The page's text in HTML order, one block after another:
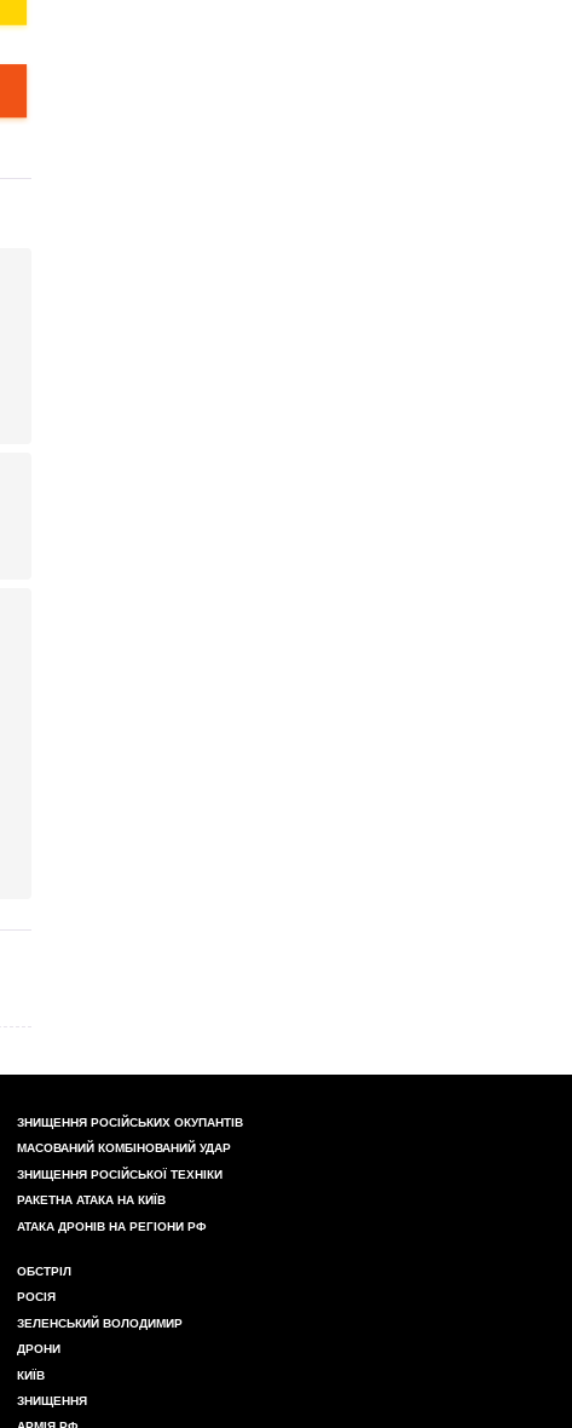
ЗНИЩЕННЯ РОСІЙСЬКИХ ОКУПАНТІВ
МАСОВАНИЙ КОМБІНОВАНИЙ УДАР
ЗНИЩЕННЯ РОСІЙСЬКОЇ ТЕХНІКИ
РАКЕТНА АТАКА НА КИЇВ
АТАКА ДРОНІВ НА РЕГІОНИ РФ
ОБСТРІЛ
РОСІЯ
ЗЕЛЕНСЬКИЙ ВОЛОДИМИР
ДРОНИ
КИЇВ
ЗНИЩЕННЯ